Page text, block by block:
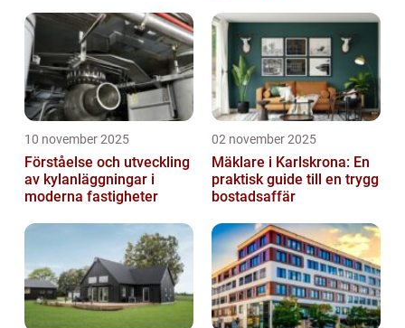
10 november 2025
Förståelse och utveckling
av kylanläggningar i
moderna fastigheter
02 november 2025
Mäklare i Karlskrona: En
praktisk guide till en trygg
bostadsaffär